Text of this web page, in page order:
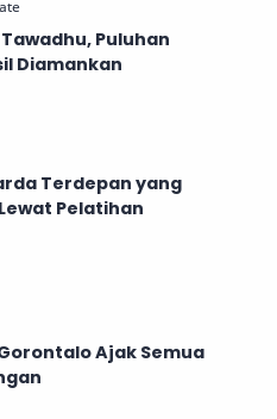
Puluhan
Diamankan
Terdepan yang
Pelatihan
Ajak Semua